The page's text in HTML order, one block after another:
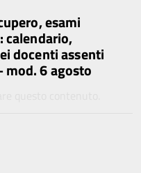
esami
calendario,
docenti assenti
6 agosto